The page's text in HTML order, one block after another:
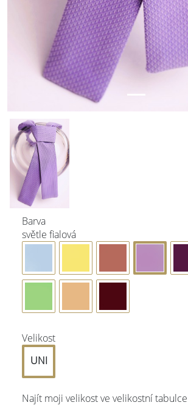
Barva
světle fialová
Velikost
UNI
Najít moji velikost ve velikostní